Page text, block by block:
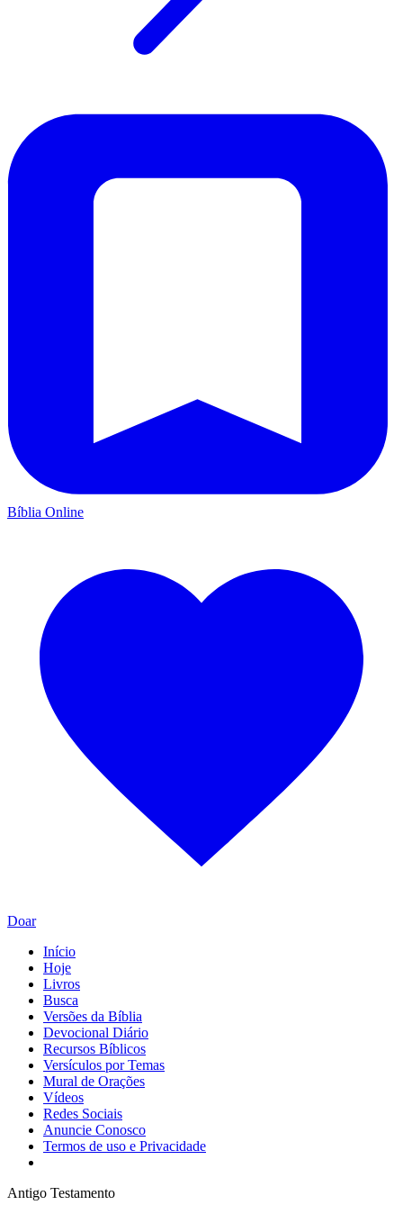
Bíblia Online
Doar
Início
Hoje
Livros
Busca
Versões da Bíblia
Devocional Diário
Recursos Bíblicos
Versículos por Temas
Mural de Orações
Vídeos
Redes Sociais
Anuncie Conosco
Termos de uso e Privacidade
Antigo Testamento